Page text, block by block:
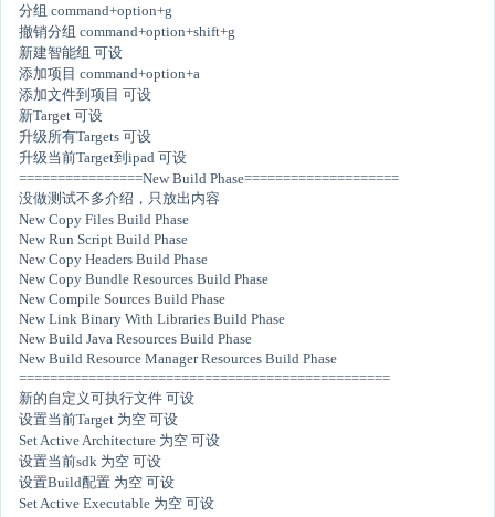
分组 command+option+g
撤销分组 command+option+shift+g
新建智能组 可设
添加项目 command+option+a
添加文件到项目 可设
新Target 可设
升级所有Targets 可设
升级当前Target到ipad 可设
================New Build Phase====================
没做测试不多介绍，只放出内容
New Copy Files Build Phase
New Run Script Build Phase
New Copy Headers Build Phase
New Copy Bundle Resources Build Phase
New Compile Sources Build Phase
New Link Binary With Libraries Build Phase
New Build Java Resources Build Phase
New Build Resource Manager Resources Build Phase
================================================
新的自定义可执行文件 可设
设置当前Target 为空 可设
Set Active Architecture 为空 可设
设置当前sdk 为空 可设
设置Build配置 为空 可设
Set Active Executable 为空 可设